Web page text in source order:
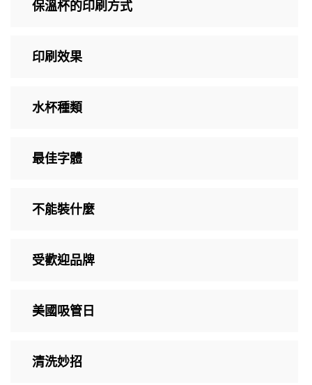
保溫杯的印刷方式
印刷效果
水杯種類
最佳字體
不能裝什麼
受歡迎品牌
美國吸管日
清洗妙招